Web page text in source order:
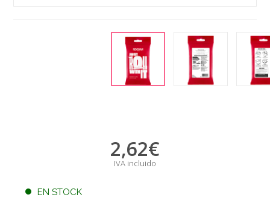
2,62€
IVA incluido
EN STOCK